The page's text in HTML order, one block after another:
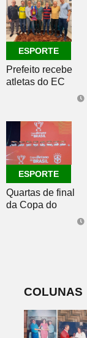
ESPORTE
Prefeito recebe
atletas do EC
Master 65+
ESPORTE
Quartas de final
da Copa do
Brasil 2026: veja
COLUNAS